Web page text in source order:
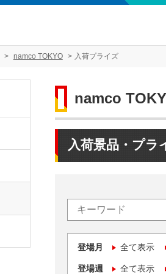
namco TOKYO 入荷プライズ
namco
入荷景品・プラ
登場月 全て表示
登場週 全て表示